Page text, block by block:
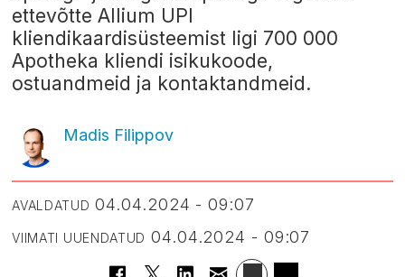
ettevõtte Allium UPI
kliendikaardisüsteemist ligi 700 000
Apotheka kliendi isikukoode,
ostuandmeid ja kontaktandmeid.
Madis Filippov
AVALDATUD 04.04.2024 - 09:07
VIIMATI UUENDATUD 04.04.2024 - 09:07